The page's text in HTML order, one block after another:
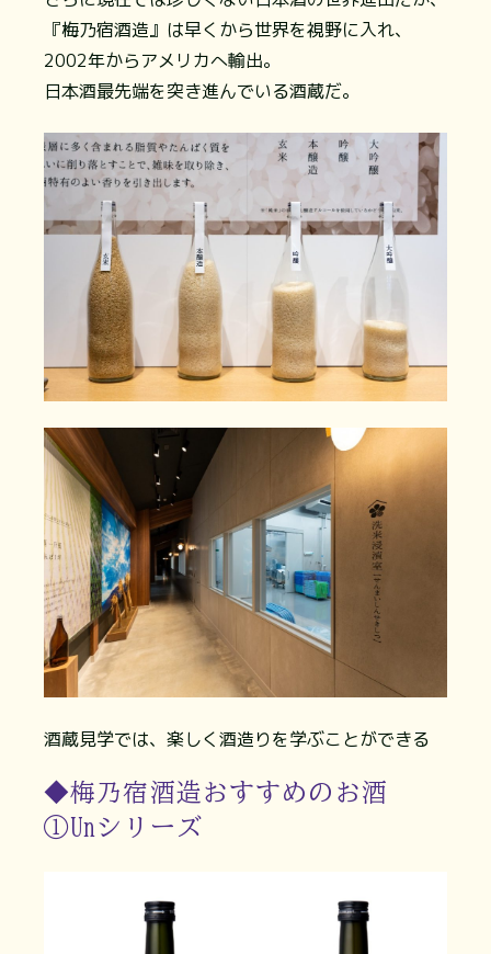
『梅乃宿酒造』は早くから世界を視野に入れ、
2002年からアメリカへ輸出。
日本酒最先端を突き進んでいる酒蔵だ。
酒蔵見学では、楽しく酒造りを学ぶことができる
◆梅乃宿酒造おすすめのお酒
①Unシリーズ